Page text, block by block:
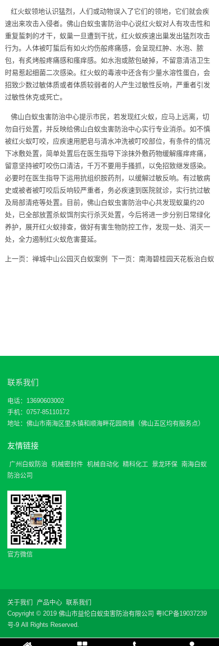
红火蚁领地认识猛烈，人们或动物误入了它们的领地，它们就会疾
速出来攻击入侵者。佛山白蚁虫害防治中心说红火蚁对人有攻击性和
重复蜇刺的才干，蚁巢一旦遭到干扰，红火蚁疾速出巢发出猛烈攻击
行为。人体被叮蜇后有如火灼伤般疼痛感，会呈现红肿、水泡、脓
包，有炙烤般疼痛感和瘙痒感。如水泡或脓包破掉，不留意清洁卫生
时易惹起细菌二次感染。红火蚁的毒液中还含有少量水溶性蛋白，会
招致少数过敏体质或者体质较弱者的人产生过敏性反响，严重者引发
过敏性休克或死亡。
佛山白蚁虫害防治中心提示市民，若发现红火蚁，应马上远离，切
勿自行处置，并反映给佛山白蚁虫害防治中心实行专业消杀。如不慎
被红火蚁叮咬，应疾速用肥皂与清水冲洗被叮咬部位，有条件的情况
下冰敷处置，简单处置后在医生指导下涂抹外敷药物缓解瘙痒疼痛，
留意坚持被叮咬伤口清洁，千万不要用手搔抓，以免招致继发感染。
必要时在医生指导下运用抗组织胺药剂，以缓解过敏反响。有过敏病
史或被者被叮咬后反响较严重者，务必疾速到医院就诊，实行抗过敏
及局部清疮等处置。目前，佛山白蚁虫害防治中心共发现蚁巢约20
处，已全部放置杀蚁饵剂实行杀灭处置，今后将进一步分别日常绿化
养护，展开红火蚁排查，做好有害生物防控工作，发现一处、消灭一
处，全力遏制红火蚁危害蔓延。
上一页： 禅城中山公园灭白蚁案例 下一页： 南海碧桂园天花板治白蚁
联系我们
电话：13690603002
手机：0757-85110172
地址：佛山市南海区里水镇和顺海畔花园商铺（佛山五区均有服务点）
友情链接
广州白蚁防治 机械密封件 机械自动化 精科化工 景龙环保 南海白蚁
防治公司
官方微信
关于我们 产品中心 联系我们
Copyright © 2019 佛山市益伦白蚁虫害防治有限公司 粤ICP备19037239
号-9 All Rights Reserved.